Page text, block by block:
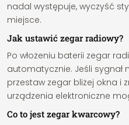
nadal występuje, wyczyść
miejsce.
Jak ustawić zegar radiowy?
Po włożeniu baterii zegar
automatycznie. Jeśli sygnał
przestaw zegar bliżej okna i
urządzenia elektroniczne
Co to jest zegar kwarcowy?